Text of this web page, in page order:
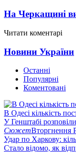
На Черкащині
Читати коментарі
Новини України
Останні
Популярні
Коментовані
В Одесі кількість
У Генштабі
СюжетВторгнення
Удар по Харкову:
Стало відомо, як